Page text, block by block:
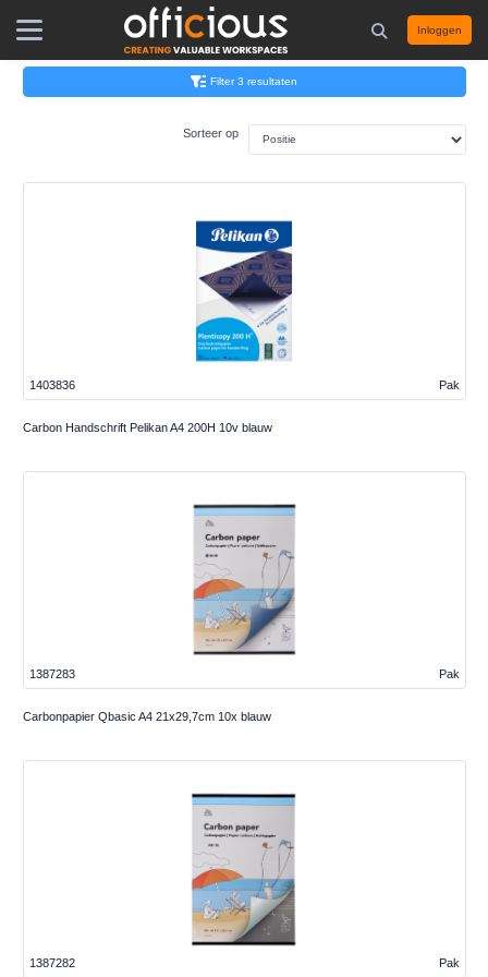
Inloggen
Filter 3 resultaten
Sorteer op
Pak
1403836
Carbon Handschrift Pelikan A4 200H 10v blauw
Pak
1387283
Carbonpapier Qbasic A4 21x29,7cm 10x blauw
Pak
1387282